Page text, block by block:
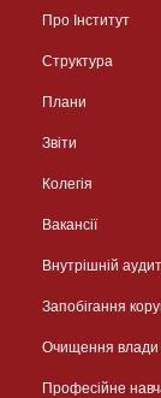
Про Інститут
Структура
Плани
Звіти
Колегія
Вакансії
Внутрішній аудит
Запобігання
Очищення влади
Професійне